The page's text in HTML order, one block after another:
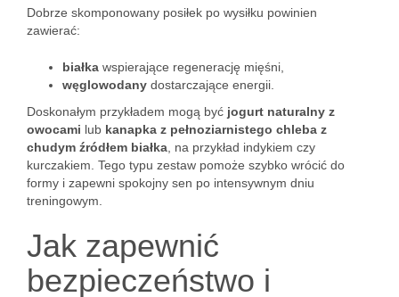
Dobrze skomponowany posiłek po wysiłku powinien
zawierać:
białka wspierające regenerację mięśni,
węglowodany dostarczające energii.
Doskonałym przykładem mogą być jogurt naturalny z
owocami lub kanapka z pełnoziarnistego chleba z
chudym źródłem białka , na przykład indykiem czy
kurczakiem. Tego typu zestaw pomoże szybko wrócić do
formy i zapewni spokojny sen po intensywnym dniu
treningowym.
Jak zapewnić
bezpieczeństwo i